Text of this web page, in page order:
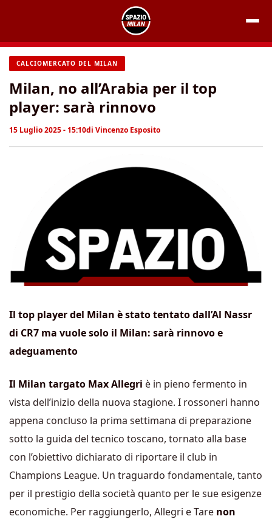
contenuto
CALCIOMERCATO DEL MILAN
Milan, no all’Arabia per il top
player: sarà rinnovo
15 Luglio 2025 - 15:10di Vincenzo Esposito
Il top player del Milan è stato tentato dall’Al Nassr
di CR7 ma vuole solo il Milan: sarà rinnovo e
adeguamento
Il Milan targato Max Allegri è in pieno fermento in
vista dell’inizio della nuova stagione. I rossoneri hanno
appena concluso la prima settimana di preparazione
sotto la guida del tecnico toscano, tornato alla base
con l’obiettivo dichiarato di riportare il club in
Champions League. Un traguardo fondamentale, tanto
per il prestigio della società quanto per le sue esigenze
economiche. Per raggiungerlo, Allegri e Tare non